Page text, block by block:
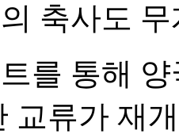
축사도
를 통해
교류가 재